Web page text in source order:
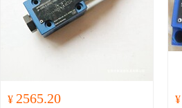
¥ 2565.20 ¥